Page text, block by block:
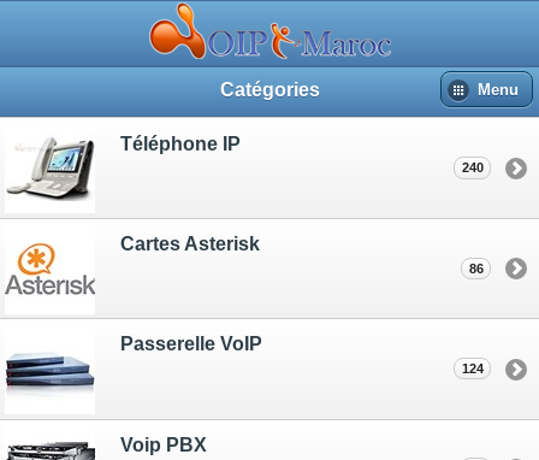
Catégories Menu
Téléphone IP
240
Cartes Asterisk
86
Passerelle VoIP
124
Voip PBX